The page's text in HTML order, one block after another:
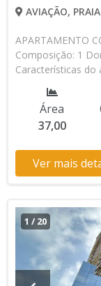
AVIAÇÃO,
APARTAMENTO
Composição: 1
Características do
Serviço, Portão
Infantil, Salão de
Direto com a
R$ 20.000,00
valores e
aviso. Favor
Área
37,00
Ver mais
1 / 20